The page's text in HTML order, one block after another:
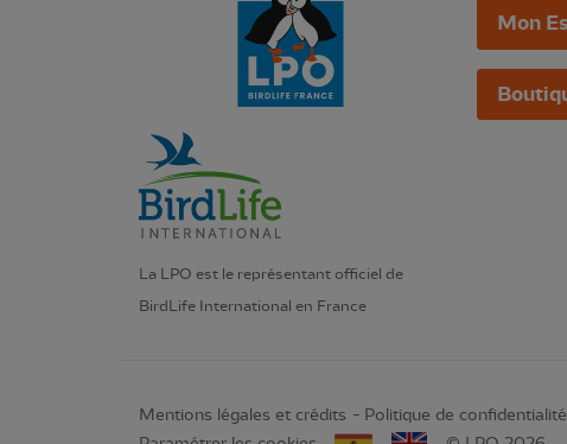
La LPO est le représentant officiel de
BirdLife International en France
Mon
Mentions légales et crédits Politique de confidentialité